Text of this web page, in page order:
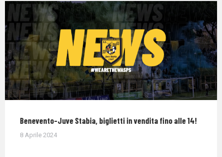
Benevento-Juve Stabia, biglietti in vendita fino alle 14!
8 Aprile 2024